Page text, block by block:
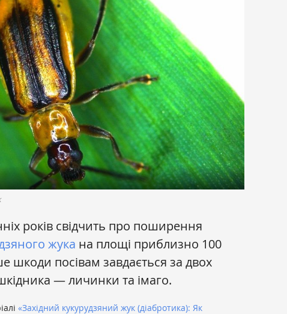
років свідчить про поширення
жука на площі приблизно 100
шкоди посівам завдається за двох
— личинки та імаго.
«Західний кукурудзяний жук (діабротика): Як